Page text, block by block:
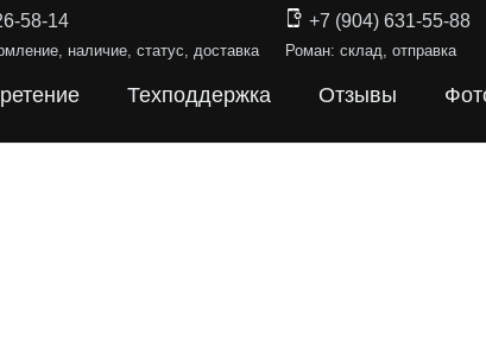
58-14
наличие, статус, доставка
+7 (904) 631-55-88
Роман: склад, отправка
Техподдержка Отзывы